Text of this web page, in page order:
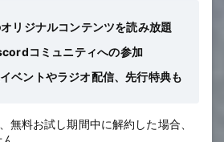
リジナルコンテンツを読み放題
コミュニティへの参加
ベントやラジオ配信、先行特典も
無料お試し期間中に解約した場合、